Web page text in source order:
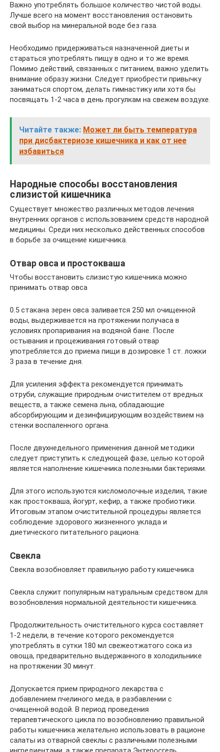
Важно употреблять большое количество чистой воды.
Лучше всего на момент восстановления остановить
свой выбор на минеральной воде без газа.
Необходимо придерживаться назначенной диеты и
стараться употреблять пищу в одно и то же время.
Помимо действий, связанных с питанием, важно уделить
внимание образу жизни. Следует приобрести привычку
заниматься спортом, делать гимнастику или хотя бы
посвящать 1-2 часа в день прогулкам на свежем воздухе.
Читайте также: Может ли быть температура
при дисбактериозе кишечника и как от нее
избавиться
Народные способы восстановления
слизистой кишечника
Существует множество различных методов лечения
внутренних органов с использованием средств народной
медицины. Среди них несколько действенных способов
в борьбе за очищение кишечника.
Отвар овса и простокваша
Чтобы восстановить слизистую кишечника можно
принимать отвар овса
0.5 стакана зерен овса заливается 250 мл очищенной
воды, выдерживается на протяжении получаса в
условиях пропаривания на водяной бане. После
остывания и процеживания готовый отвар
употребляется до приема пищи в дозировке 1 ст. ложки
3 раза в течение дня.
Для усиления эффекта рекомендуется принимать
отруби, служащие природным очистителем от вредных
веществ, а также семена льна, обладающие
абсорбирующим и дезинфицирующим воздействием на
стенки воспаленного органа.
После двухнедельного применения данной методики
следует приступить к следующей фазе, целью которой
является наполнение кишечника полезными бактериями.
Для этого используются кисломолочные изделия, такие
как простокваша, йогурт, кефир, а также пробиотики.
Итоговым этапом очистительной процедуры является
соблюдение здорового жизненного уклада и
диетического питательного рациона.
Cвекла
Свекла возобновляет правильную работу кишечника
Свекла служит популярным натуральным средством для
возобновления нормальной деятельности кишечника.
Продолжительность очистительного курса составляет
1-2 недели, в течение которого рекомендуется
употреблять в сутки 180 мл свежеотжатого сока из
овоща, предварительно выдержанного в холодильнике
на протяжении 30 минут.
Допускается прием природного лекарства с
добавлением пчелиного меда, в разбавлении с
очищенной водой. В период проведения
терапевтического цикла по возобновлению правильной
работы кишечника желательно использовать в рационе
салаты из отварной свеклы с различными полезными